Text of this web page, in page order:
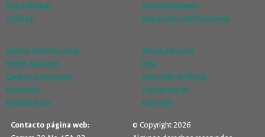
Pago Virtual
Calidad
Control Interno
Buzón de notificaciones
Correo institucional
Redes Sociales
Quejas y reclamos
Encuesta
Estadísticas
Mapa del sitio
FAQ
Atención en línea
Contáctenos
Glosario
Contacto página web:
© Copyright 2026